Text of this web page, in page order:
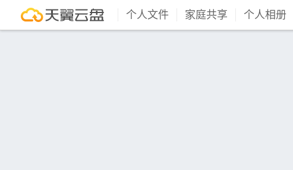
个人文件 家庭共享 个人相册